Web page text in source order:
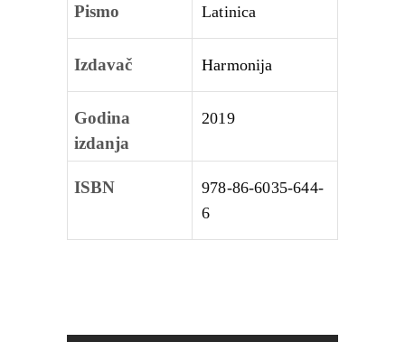
Pismo Latinica
Izdavač Harmonija
Godina
izdanja
2019
ISBN
978-86-6035-644-
6